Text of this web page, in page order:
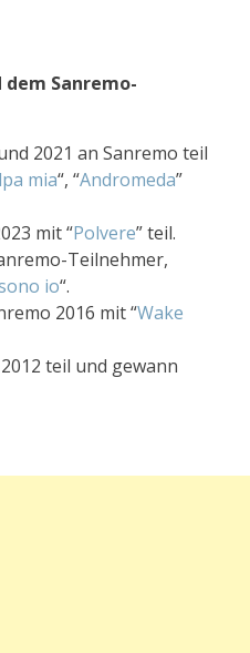
Sanremo-
2021 an Sanremo teil
mia“, “Andromeda”
mit “Polvere” teil.
Teilnehmer,
io“.
2016 mit “Wake
teil und gewann